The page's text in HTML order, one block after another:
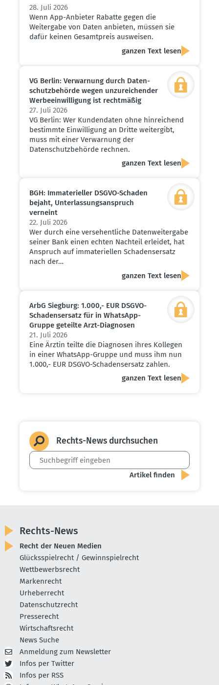
28. Juli 2026
Wenn App-Anbieter Rabatte gegen die
Weitergabe von Daten anbieten, müssen sie
dafür keinen Gesamtpreis ausweisen.
ganzen Text lesen
VG Berlin: Verwarnung durch Daten­
schutz­be­hörde wegen unzurei­chender
Werbe­ein­wil­ligung ist recht­mäßig
27. Juli 2026
VG Berlin: Wer Kundendaten ohne hinreichend
bestimmte Einwilligung an Dritte weitergibt,
muss mit einer Verwarnung der
Datenschutzbehörde rechnen.
ganzen Text lesen
BGH: Immate­ri­eller DSGVO-Schaden
bejaht, Unter­las­sungs­an­spruch
verneint
22. Juli 2026
Wer durch eine versehentliche Datenweitergabe
seiner Bank einen echten Nachteil erleidet, hat
Anspruch auf immateriellen Schadensersatz
nach der…
ganzen Text lesen
ArbG Siegburg: 1.000,- EUR DSGVO-
Schadens­ersatz für in WhatsApp-
Gruppe geteilte Arzt-Diagnosen
21. Juli 2026
Eine Ärztin teilte die Diagnosen ihres Kollegen
in einer WhatsApp-Gruppe und muss ihm nun
1.000,- EUR DSGVO-Schadensersatz zahlen.
ganzen Text lesen
Rechts-News durch­suchen
Rechts-News
Recht der Neuen Medien
Glücksspielrecht / Gewinnspielrecht
Wettbewerbsrecht
Markenrecht
Urheberrecht
Datenschutzrecht
Presserecht
Wirtschaftsrecht
News Suche
Anmeldung zum Newsletter
Infos per Twitter
Infos per RSS